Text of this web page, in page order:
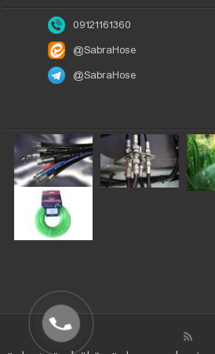
09121161360
@SabraHose
@SabraHose